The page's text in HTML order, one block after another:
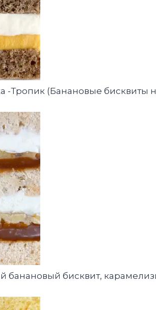
-Тропик (Банановые бисквиты
банановый бисквит,